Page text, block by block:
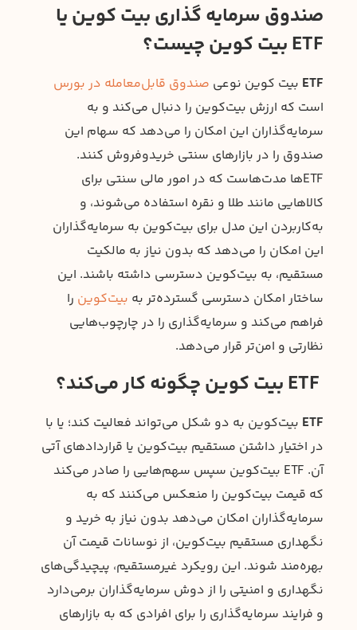
صندوق سرمایه‌ گذاری بیت‌ کوین یا
ETF بیت‌ کوین چیست؟
ETF بیت کوین نوعی صندوق قابل‌معامله در بورس
است که ارزش بیت‌کوین را دنبال می‌کند و به
سرمایه‌گذاران این امکان را می‌دهد که سهام این
صندوق را در بازارهای سنتی خریدوفروش کنند.
ETFها مدت‌هاست که در امور مالی سنتی برای
کالاهایی مانند طلا و نقره استفاده می‌شوند، و
به‌کاربردن این مدل برای بیت‌کوین به سرمایه‌گذاران
این امکان را می‌دهد که بدون نیاز به مالکیت
مستقیم، به بیت‌کوین دسترسی داشته باشند. این
ساختار امکان دسترسی گسترده‌تر به بیت‌کوین را
فراهم می‌کند و سرمایه‌گذاری را در چارچوب‌هایی
نظارتی و امن‌تر قرار می‌دهد.
ETF بیت کوین چگونه کار می‌کند؟
ETF بیت‌کوین به دو شکل می‌تواند فعالیت کند؛ یا با
در اختیار داشتن مستقیم بیت‌کوین یا قراردادهای آتی
آن. ETF بیت‌کوین سپس سهم‌هایی را صادر می‌کند
که قیمت بیت‌کوین را منعکس می‌کنند که به
سرمایه‌گذاران امکان می‌دهد بدون نیاز به خرید و
نگهداری مستقیم بیت‌کوین، از نوسانات قیمت آن
بهره‌مند شوند. این رویکرد غیرمستقیم، پیچیدگی‌های
نگهداری و امنیتی را از دوش سرمایه‌گذاران برمی‌دارد
و فرایند سرمایه‌گذاری را برای افرادی که به بازارهای